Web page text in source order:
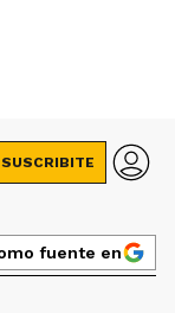
SUSCRIBITE
fuente en